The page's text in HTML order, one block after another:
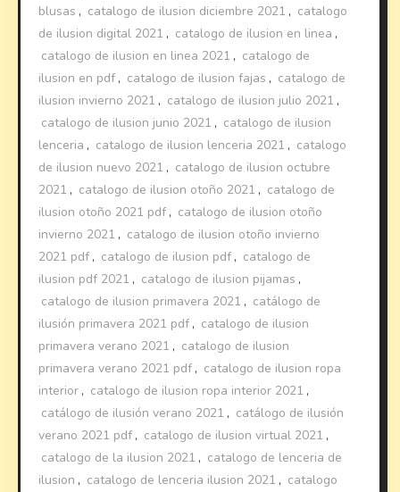
blusas , catalogo de ilusion diciembre 2021 , catalogo
de ilusion digital 2021 , catalogo de ilusion en linea ,
catalogo de ilusion en linea 2021 , catalogo de
ilusion en pdf , catalogo de ilusion fajas , catalogo de
ilusion invierno 2021 , catalogo de ilusion julio 2021 ,
catalogo de ilusion junio 2021 , catalogo de ilusion
lenceria , catalogo de ilusion lenceria 2021 , catalogo
de ilusion nuevo 2021 , catalogo de ilusion octubre
2021 , catalogo de ilusion otoño 2021 , catalogo de
ilusion otoño 2021 pdf , catalogo de ilusion otoño
invierno 2021 , catalogo de ilusion otoño invierno
2021 pdf , catalogo de ilusion pdf , catalogo de
ilusion pdf 2021 , catalogo de ilusion pijamas ,
catalogo de ilusion primavera 2021 , catálogo de
ilusión primavera 2021 pdf , catalogo de ilusion
primavera verano 2021 , catalogo de ilusion
primavera verano 2021 pdf , catalogo de ilusion ropa
interior , catalogo de ilusion ropa interior 2021 ,
catálogo de ilusión verano 2021 , catálogo de ilusión
verano 2021 pdf , catalogo de ilusion virtual 2021 ,
catalogo de la ilusion 2021 , catalogo de lenceria de
ilusion , catalogo de lenceria ilusion 2021 , catalogo